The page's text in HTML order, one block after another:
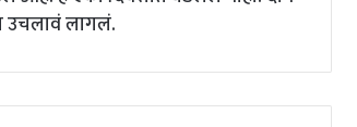
उचलावं लागलं.